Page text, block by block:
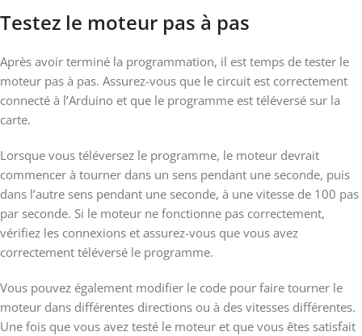
Testez le moteur pas à pas
Après avoir terminé la programmation, il est temps de tester le
moteur pas à pas. Assurez-vous que le circuit est correctement
connecté à l’Arduino et que le programme est téléversé sur la
carte.
Lorsque vous téléversez le programme, le moteur devrait
commencer à tourner dans un sens pendant une seconde, puis
dans l’autre sens pendant une seconde, à une vitesse de 100 pas
par seconde. Si le moteur ne fonctionne pas correctement,
vérifiez les connexions et assurez-vous que vous avez
correctement téléversé le programme.
Vous pouvez également modifier le code pour faire tourner le
moteur dans différentes directions ou à des vitesses différentes.
Une fois que vous avez testé le moteur et que vous êtes satisfait